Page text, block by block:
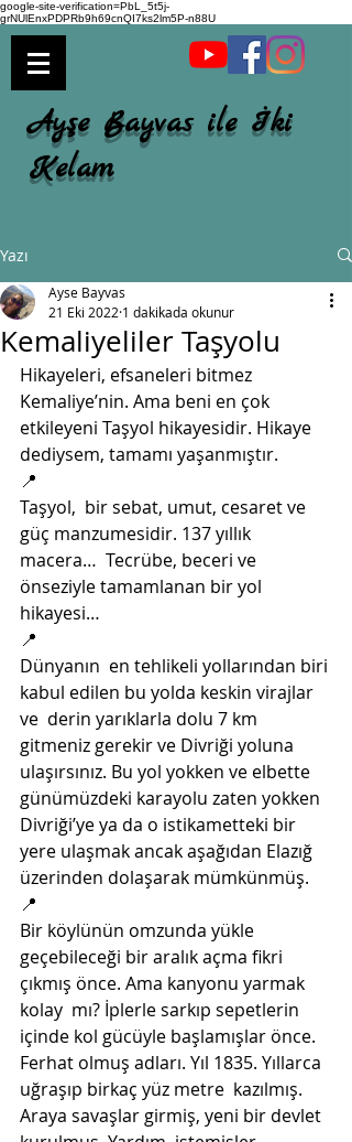
google-site-verification=PbL_5t5j-
grNUlEnxPDPRb9h69cnQI7ks2lm5P-n88U
Ayşe Bayvas ile İki
Kelam
Yazı
Kemaliyeliler Taşyolu
Ayse Bayvas
21 Eki 2022 1 dakikada okunur
Hikayeleri, efsaneleri bitmez
Kemaliye’nin. Ama beni en çok
etkileyeni Taşyol hikayesidir. Hikaye
dediysem, tamamı yaşanmıştır.
📍
Taşyol,  bir sebat, umut, cesaret ve
güç manzumesidir. 137 yıllık
macera…  Tecrübe, beceri ve
önseziyle tamamlanan bir yol
hikayesi…
📍
Dünyanın  en tehlikeli yollarından biri
kabul edilen bu yolda keskin virajlar
ve  derin yarıklarla dolu 7 km
gitmeniz gerekir ve Divriği yoluna
ulaşırsınız. Bu yol yokken ve elbette
günümüzdeki karayolu zaten yokken
Divriği’ye ya da o istikametteki bir
yere ulaşmak ancak aşağıdan Elazığ
üzerinden dolaşarak mümkünmüş.
📍
Bir köylünün omzunda yükle
geçebileceği bir aralık açma fikri
çıkmış önce. Ama kanyonu yarmak
kolay  mı? İplerle sarkıp sepetlerin
içinde kol gücüyle başlamışlar önce.
Ferhat olmuş adları. Yıl 1835. Yıllarca
uğraşıp birkaç yüz metre  kazılmış.
Araya savaşlar girmiş, yeni bir devlet